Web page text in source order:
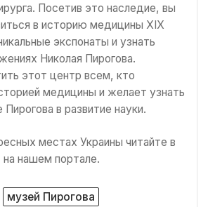
Посетив это наследие, вы
в историю медицины XIX
экспонаты и узнать
Николая Пирогова.
этот центр всем, кто
медицины и желает узнать
в развитие науки.
местах Украины читайте в
на нашем портале.
музей Пирогова